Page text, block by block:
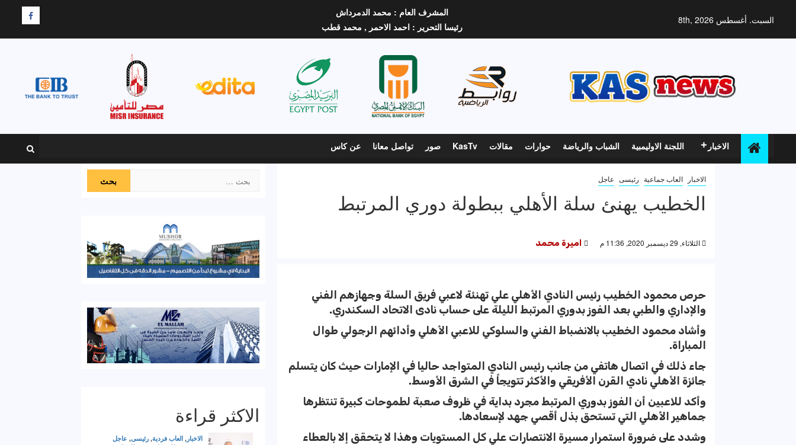
السبت. أغسطس 8th, 2026
المشرف العام : محمد الدمرداش
رئيسا التحرير : احمد الاحمر , محمد قطب
F
الاخبار اللجنة الاوليمبية الشباب والرياضة حوارات مقالات KasTv صور تواصل معانا عن كاس
الاخبار العاب جماعية رئيسى عاجل
الخطيب يهنئ سلة الأهلي ببطولة دوري المرتبط
الثلاثاء, 29 ديسمبر 2020, 11:36 م اميرة محمد
حرص محمود الخطيب رئيس النادي الأهلي علي تهنئة لاعبي فريق السلة وجهازهم الفني
والإداري والطبي بعد الفوز بدوري المرتبط الليلة على حساب نادى الاتحاد السكندري.
وأشاد محمود الخطيب بالانضباط الفني والسلوكي للاعبي الأهلي وأدائهم الرجولي طوال
المباراة.
جاء ذلك في اتصال هاتفي من جانب رئيس النادي المتواجد حاليا في الإمارات حيث كان يتسلم
جائزة الأهلي نادي القرن الأفريقي والأكثر تتويجاً في الشرق الأوسط.
وأكد للاعبين أن الفوز بدوري المرتبط مجرد بداية في ظروف صعبة لطموحات كبيرة تنتظرها
جماهير الأهلي التي تستحق بذل أقصي جهد لإسعادها.
وشدد على ضرورة استمرار مسيرة الانتصارات علي كل المستويات وهذا لا يتحقق إلا بالعطاء
عن:
الاكثر قراءة